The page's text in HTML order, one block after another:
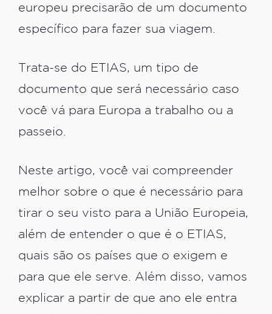
europeu precisarão de um documento
específico para fazer sua viagem.
Trata-se do ETIAS, um tipo de
documento que será necessário caso
você vá para Europa a trabalho ou a
passeio.
Neste artigo, você vai compreender
melhor sobre o que é necessário para
tirar o seu visto para a União Europeia,
além de entender o que é o ETIAS,
quais são os países que o exigem e
para que ele serve. Além disso, vamos
explicar a partir de que ano ele entra